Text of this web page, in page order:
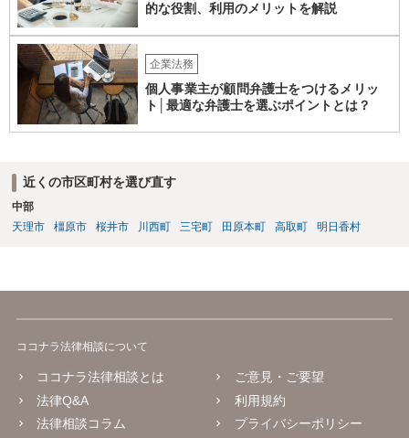
的な役割、利用のメリットを解説
企業法務
個人事業主が顧問弁護士をつけるメリッ
ト│最適な弁護士を選ぶポイントとは？
近くの市区町村を選び直す
中部
天理市
橿原市 桜井市 川西町 三宅町 田原本町 高取町 明日香村
ココナラ法律相談について
ココナラ法律相談とは
法律Q&A
法律相談コラム
ご意見・ご要望
利用規約
プライバシーポリシー